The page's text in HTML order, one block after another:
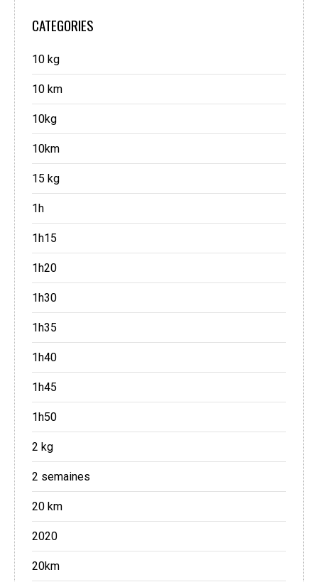
CATEGORIES
10 kg
10 km
10kg
10km
15 kg
1h
1h15
1h20
1h30
1h35
1h40
1h45
1h50
2 kg
2 semaines
20 km
2020
20km